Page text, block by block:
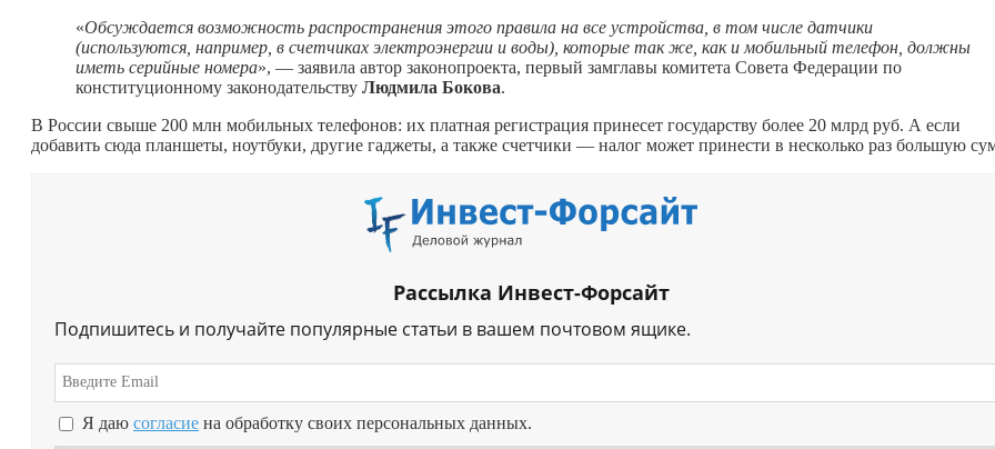
«Обсуждается возможность распространения этого правила на все устройства, в том числе датчики
(используются, например, в счетчиках электроэнергии и воды), которые так же, как и мобильный телефон, должны
иметь серийные номера», — заявила автор законопроекта, первый замглавы комитета Совета Федерации по
конституционному законодательству Людмила Бокова.
В России свыше 200 млн мобильных телефонов: их платная регистрация принесет государству более 20 млрд руб. А если
добавить сюда планшеты, ноутбуки, другие гаджеты, а также счетчики — налог может принести в несколько раз большую
Рассылка Инвест-Форсайт
Подпишитесь и получайте популярные статьи в вашем почтовом ящике.
Я даю согласие на обработку своих персональных данных.